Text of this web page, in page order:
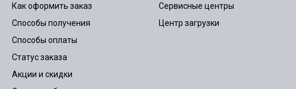
Как оформить заказ
Способы получения
Способы оплаты
Статус заказа
Акции и скидки
Сервисные центры
Центр загрузки